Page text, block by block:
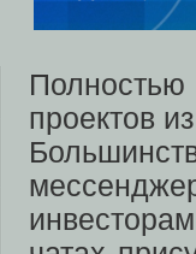
проектов